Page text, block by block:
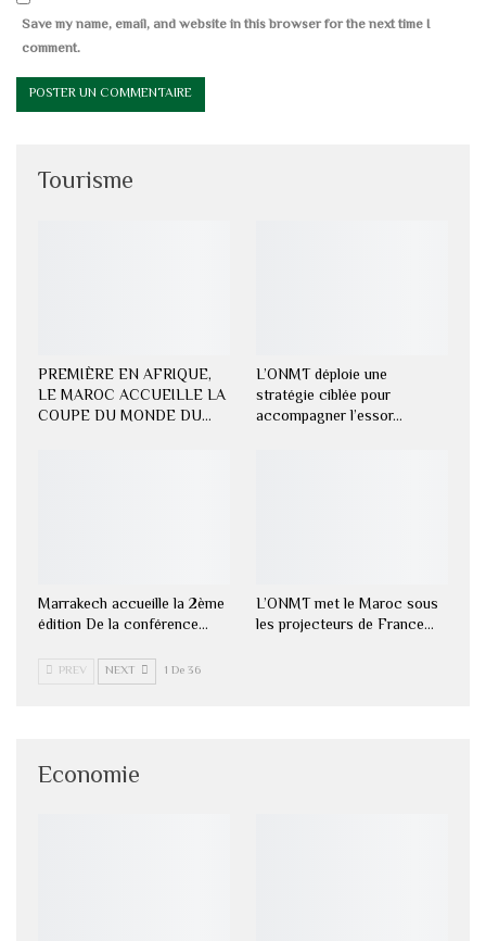
Save my name, email, and website in this browser for the next time I
comment.
Tourisme
PREMIÈRE EN AFRIQUE,
LE MAROC ACCUEILLE LA
COUPE DU MONDE DU…
L’ONMT déploie une
stratégie ciblée pour
accompagner l’essor…
Marrakech accueille la 2ème
édition De la conférence…
L’ONMT met le Maroc sous
les projecteurs de France…
PREV NEXT 1 De 36
Economie